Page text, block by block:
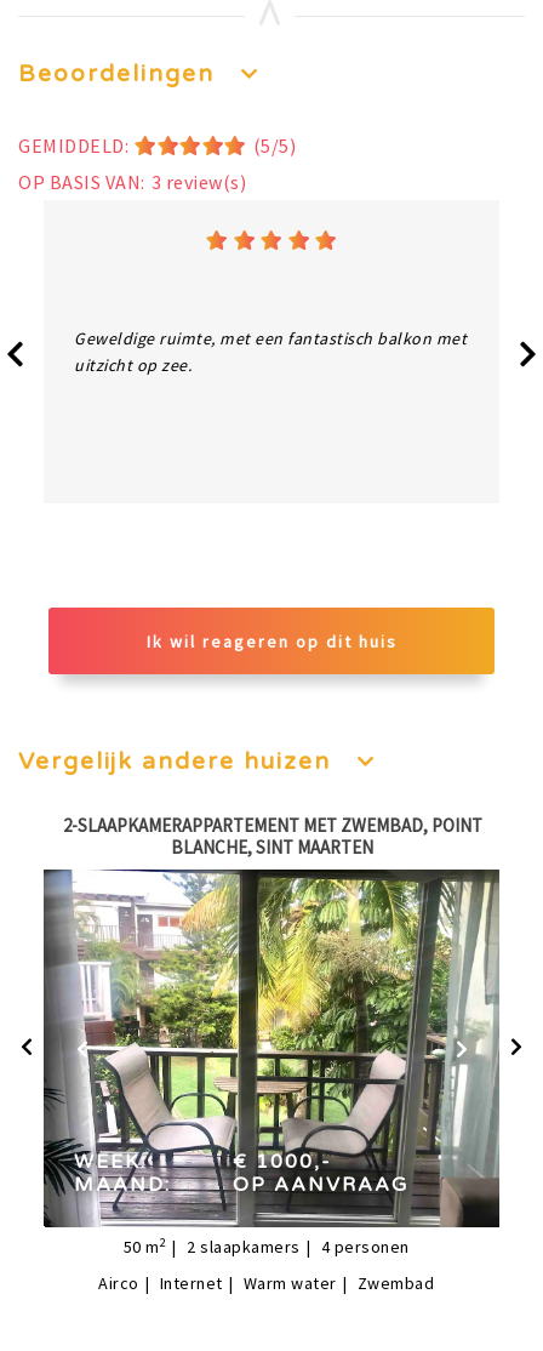
Beoordelingen
GEMIDDELD:
(5/5)
OP BASIS VAN: 3 review(s)
Geweldige ruimte, met een fantastisch balkon met
uitzicht op zee.
Ik wil reageren op dit huis
Vergelijk andere huizen
2-SLAAPKAMERAPPARTEMENT MET ZWEMBAD, POINT
BLANCHE, SINT MAARTEN
week:€ 1000,-
maand:op aanvraag
WEEK:
€ 1000,-
MAAND:
OP AANVRAAG
50 m2 2 slaapkamers 4personen
Airco
Internet Warm water Zwembad